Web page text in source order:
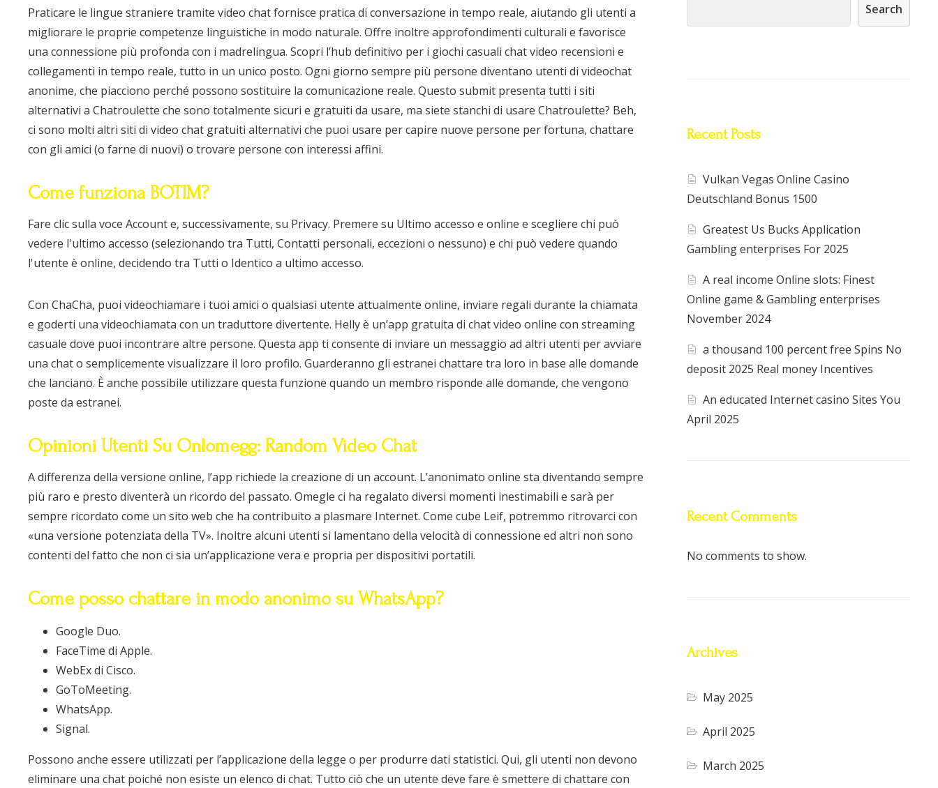
Praticare le lingue straniere tramite video chat fornisce pratica di conversazione in tempo reale, aiutando gli utenti a
migliorare le proprie competenze linguistiche in modo naturale. Offre inoltre approfondimenti culturali e favorisce
una connessione più profonda con i madrelingua. Scopri l’hub definitivo per i giochi casuali chat video recensioni e
collegamenti in tempo reale, tutto in un unico posto. Ogni giorno sempre più persone diventano utenti di videochat
anonime, che piacciono perché possono sostituire la comunicazione reale. Questo submit presenta tutti i siti
alternativi a Chatroulette che sono totalmente sicuri e gratuiti da usare, ma siete stanchi di usare Chatroulette? Beh,
ci sono molti altri siti di video chat gratuiti alternativi che puoi usare per capire nuove persone per fortuna, chattare
con gli amici (o farne di nuovi) o trovare persone con interessi affini.
Come funziona BOTIM?
Fare clic sulla voce Account e, successivamente, su Privacy. Premere su Ultimo accesso e online e scegliere chi può
vedere l'ultimo accesso (selezionando tra Tutti, Contatti personali, eccezioni o nessuno) e chi può vedere quando
l'utente è online, decidendo tra Tutti o Identico a ultimo accesso.
Con ChaCha, puoi videochiamare i tuoi amici o qualsiasi utente attualmente online, inviare regali durante la chiamata
e goderti una videochiamata con un traduttore divertente. Helly è un’app gratuita di chat video online con streaming
casuale dove puoi incontrare altre persone. Questa app ti consente di inviare un messaggio ad altri utenti per avviare
una chat o semplicemente visualizzare il loro profilo. Guarderanno gli estranei chattare tra loro in base alle domande
che lanciano. È anche possibile utilizzare questa funzione quando un membro risponde alle domande, che vengono
poste da estranei.
Opinioni Utenti Su Onlomegg: Random Video Chat
A differenza della versione online, l’app richiede la creazione di un account. L’anonimato online sta diventando sempre
più raro e presto diventerà un ricordo del passato. Omegle ci ha regalato diversi momenti inestimabili e sarà per
sempre ricordato come un sito web che ha contribuito a plasmare Internet. Come cube Leif, potremmo ritrovarci con
«una versione potenziata della TV». Inoltre alcuni utenti si lamentano della velocità di connessione ed altri non sono
contenti del fatto che non ci sia un’applicazione vera e propria per dispositivi portatili.
Come posso chattare in modo anonimo su WhatsApp?
Google Duo.
FaceTime di Apple.
WebEx di Cisco.
GoToMeeting.
WhatsApp.
Signal.
Possono anche essere utilizzati per l’applicazione della legge o per produrre dati statistici. Qui, gli utenti non devono
eliminare una chat poiché non esiste un elenco di chat. Tutto ciò che un utente deve fare è smettere di chattare con
Search
Recent Posts
Vulkan Vegas Online Casino
Deutschland Bonus 1500
Greatest Us Bucks Application
Gambling enterprises For 2025
A real income Online slots: Finest
Online game & Gambling enterprises
November 2024
a thousand 100 percent free Spins No
deposit 2025 Real money Incentives
An educated Internet casino Sites You
April 2025
Recent Comments
No comments to show.
Archives
May 2025
April 2025
March 2025